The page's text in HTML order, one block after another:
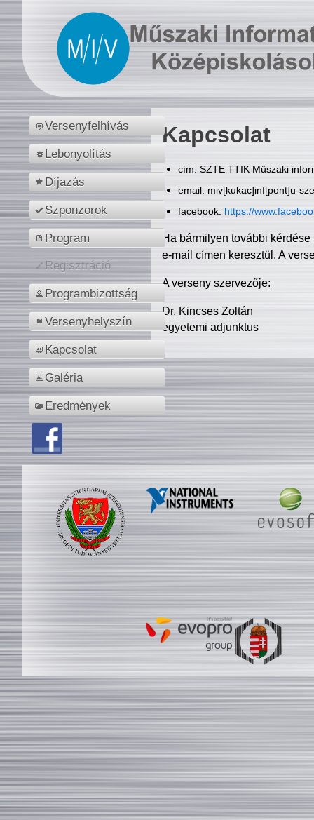
Versenyfelhívás
Lebonyolítás
Díjazás
Szponzorok
Program
Regisztráció
Programbizottság
Versenyhelyszín
Kapcsolat
Galéria
Eredmények
Kapcsolat
cím: SZTE TTIK Műszaki
email: miv[kukac]inf[pont]u-
facebook: https://
Ha bármilyen további
e-mail címen keresztül. A
A verseny szervezője:
Dr. Kincses Zoltán
egyetemi adjunktus